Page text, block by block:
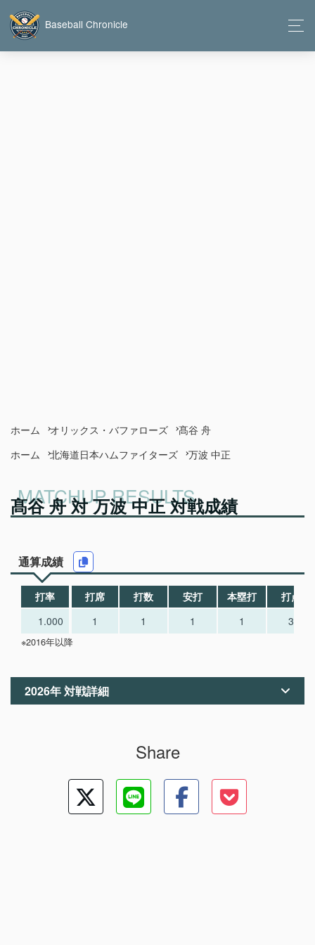
Baseball Chronicle
ホーム オリックス・バファローズ
髙谷 舟
ホーム
北海道日本ハムファイターズ 万波 中正
髙谷 舟 対 万波 中正 対戦成績
通算成績
打率 打席 打数 安打 本塁打
打点
1.000
1 1 1 1 3
※2016年以降
2026年 対戦詳細
Share